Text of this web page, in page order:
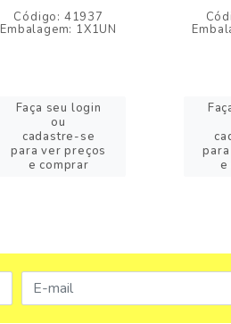
Código: 41937
Embalagem: 1X1UN
Faça seu login
ou
cadastre-se
para ver preços
e comprar
e